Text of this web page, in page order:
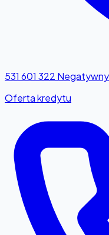
531 601 322 Negatywny
Oferta kredytu